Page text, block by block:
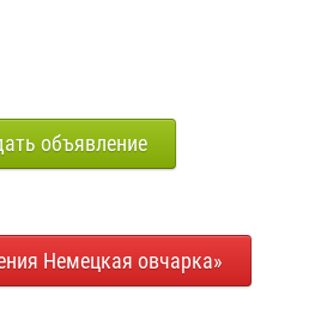
объявление
Немецкая овчарка»